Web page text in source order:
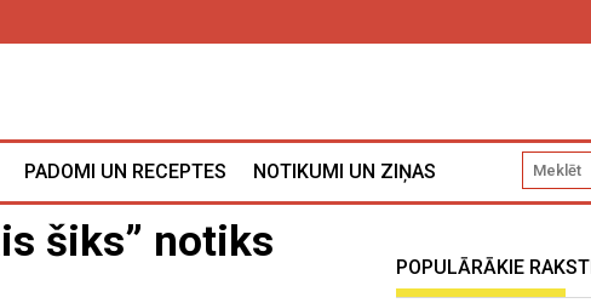
PADOMI UN RECEPTES NOTIKUMI UN ZIŅAS
šiks” notiks
POPULĀRĀKIE RAKSTI